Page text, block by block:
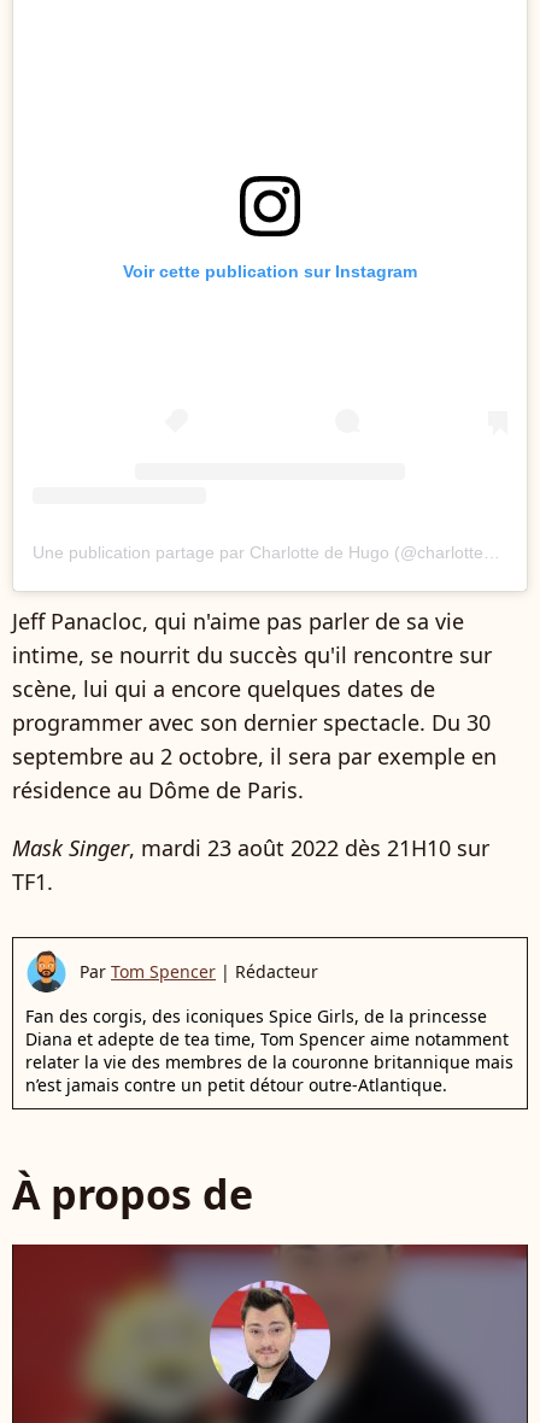
Voir cette publication sur Instagram
Jeff Panacloc, qui n'aime pas parler de sa vie
intime, se nourrit du succès qu'il rencontre sur
scène, lui qui a encore quelques dates de
programmer avec son dernier spectacle. Du 30
septembre au 2 octobre, il sera par exemple en
résidence au Dôme de Paris.
Mask Singer, mardi 23 août 2022 dès 21H10 sur
TF1.
Par Tom Spencer | Rédacteur
Fan des corgis, des iconiques Spice Girls, de la princesse
Diana et adepte de tea time, Tom Spencer aime notamment
relater la vie des membres de la couronne britannique mais
n’est jamais contre un petit détour outre-Atlantique.
À propos de